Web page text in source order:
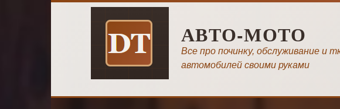
АВТО-МОТО
Все про починку, обслуживание и
автомобилей своими руками